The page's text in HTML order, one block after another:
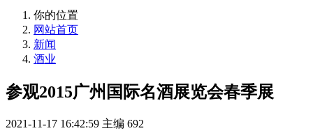
你的位置
网站首页
新闻
酒业
参观2015广州国际名酒展览会春季展
2021-11-17 16:42:59 主编 692